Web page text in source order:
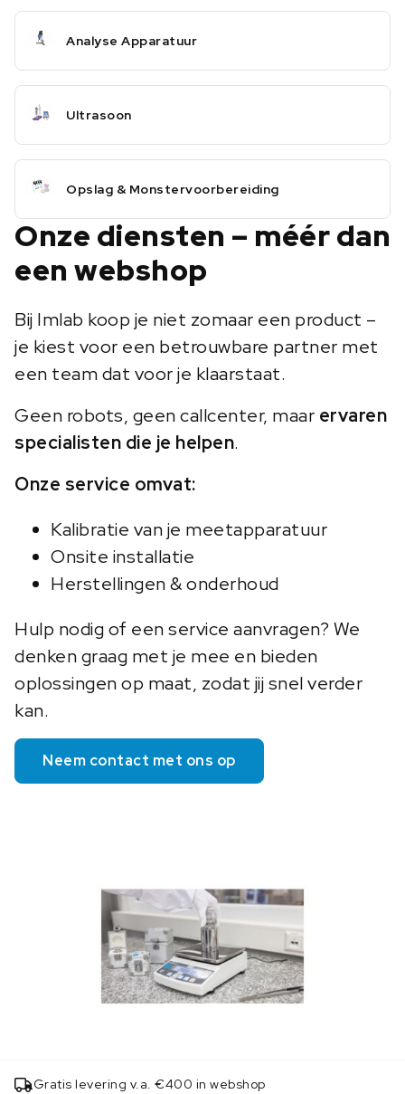
Analyse Apparatuur
Ultrasoon
Opslag & Monstervoorbereiding
Onze diensten – méér dan
een webshop
Bij Imlab koop je niet zomaar een product –
je kiest voor een betrouwbare partner met
een team dat voor je klaarstaat.
Geen robots, geen callcenter, maar ervaren
specialisten die je helpen.
Onze service omvat:
Kalibratie van je meetapparatuur
Onsite installatie
Herstellingen & onderhoud
Hulp nodig of een service aanvragen? We
denken graag met je mee en bieden
oplossingen op maat, zodat jij snel verder
kan.
Neem contact met ons op
Gratis levering v.a. €400 in webshop